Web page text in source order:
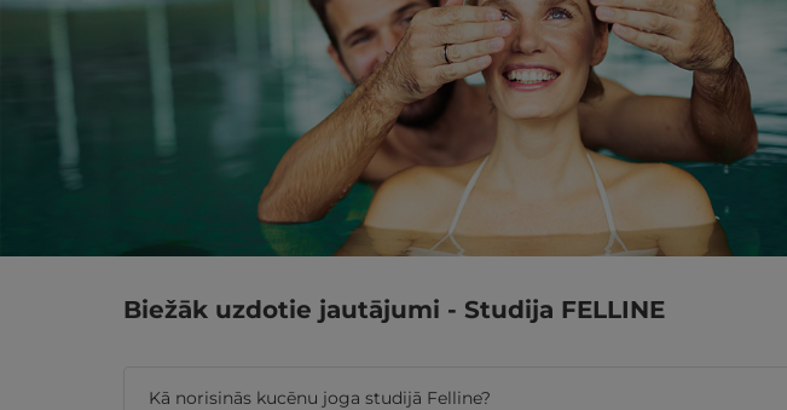
Biežāk uzdotie jautājumi - Studija FELLINE
Kā norisinās kucēnu joga studijā Felline?